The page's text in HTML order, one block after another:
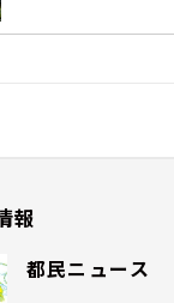
報
都民ニュース